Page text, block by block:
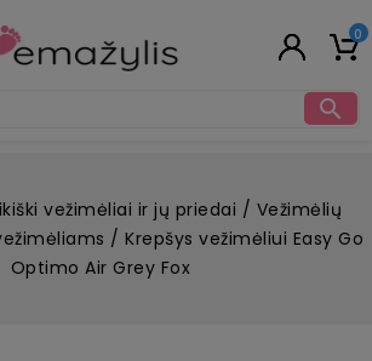
0

vežimėliai ir jų priedai
Vežimėlių
Krepšys vežimėliui Easy Go
Optimo Air Grey Fox